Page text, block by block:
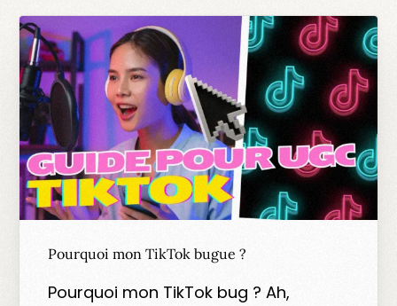
Pourquoi mon TikTok bugue ?
Pourquoi mon TikTok bug ? Ah,